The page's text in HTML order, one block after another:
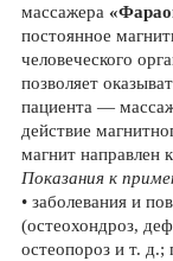
массажера
постоянное
человеческого
позволяет
пациента —
действие
магнит направлен
Показания к
• заболевания и
(остеохондроз,
остеопороз и т.